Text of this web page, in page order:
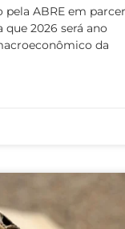
ABRE em
que 2026 será ano
da